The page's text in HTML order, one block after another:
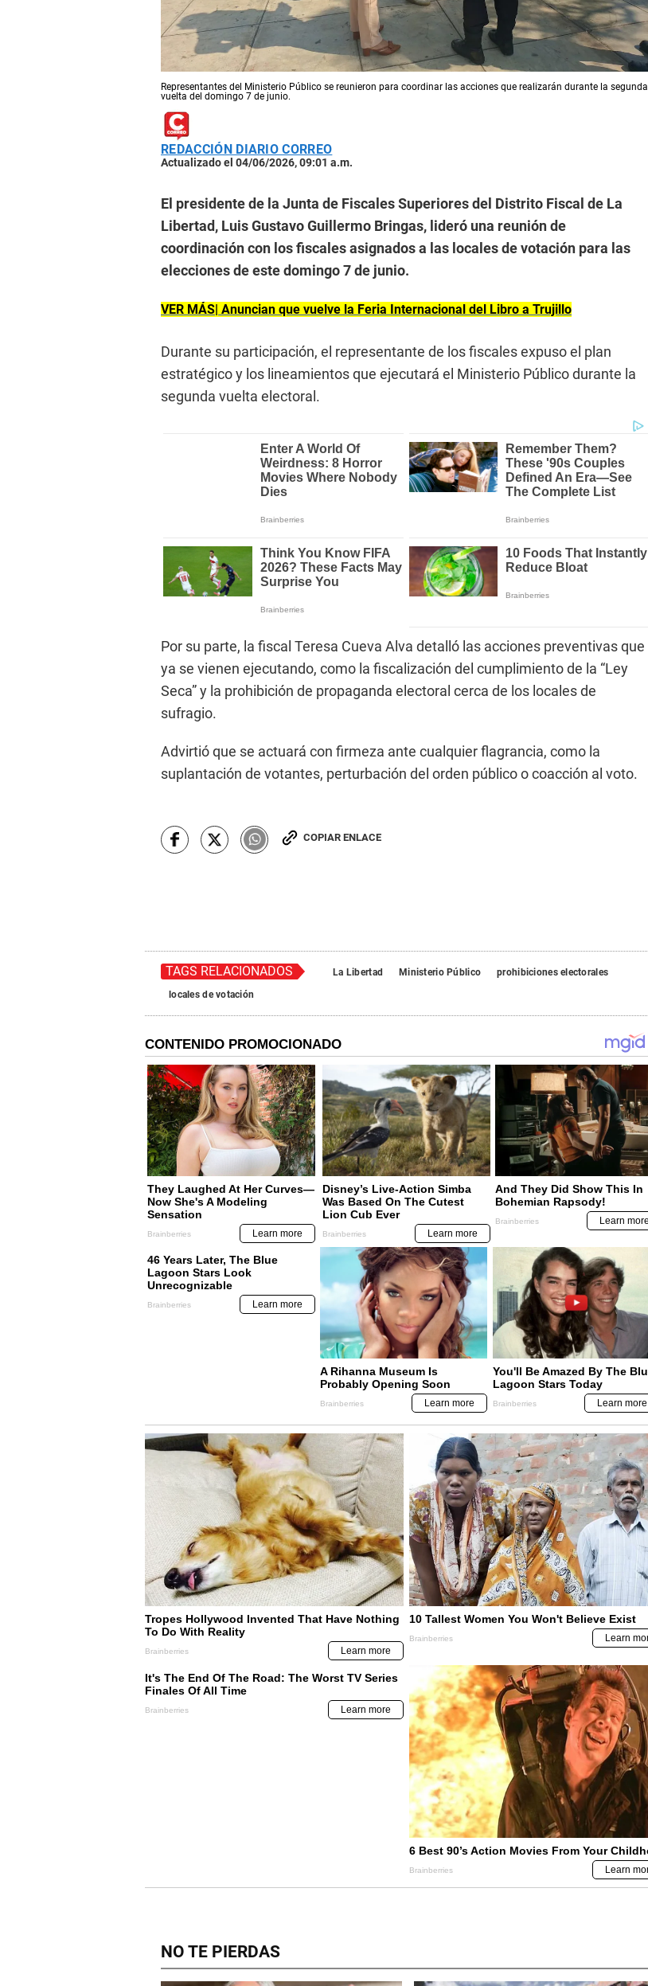
Representantes del Ministerio Público se reunieron para coordinar las acciones que realizarán durante la segunda
vuelta del domingo 7 de junio.
REDACCIÓN DIARIO CORREO
Actualizado el 04/06/2026, 09:01 a.m.
El presidente de la Junta de Fiscales Superiores del Distrito Fiscal de La
Libertad, Luis Gustavo Guillermo Bringas, lideró una reunión de
coordinación con los fiscales asignados a las locales de votación para las
elecciones de este domingo 7 de junio.
VER MÁS| Anuncian que vuelve la Feria Internacional del Libro a Trujillo
Durante su participación, el representante de los fiscales expuso el plan
estratégico y los lineamientos que ejecutará el Ministerio Público durante la
segunda vuelta electoral.
Por su parte, la fiscal Teresa Cueva Alva detalló las acciones preventivas que
ya se vienen ejecutando, como la fiscalización del cumplimiento de la “Ley
Seca” y la prohibición de propaganda electoral cerca de los locales de
sufragio.
Advirtió que se actuará con firmeza ante cualquier flagrancia, como la
suplantación de votantes, perturbación del orden público o coacción al voto.
COPIAR ENLACE
TAGS RELACIONADOS La Libertad Ministerio Público
prohibiciones electorales
locales de votación
NO TE PIERDAS